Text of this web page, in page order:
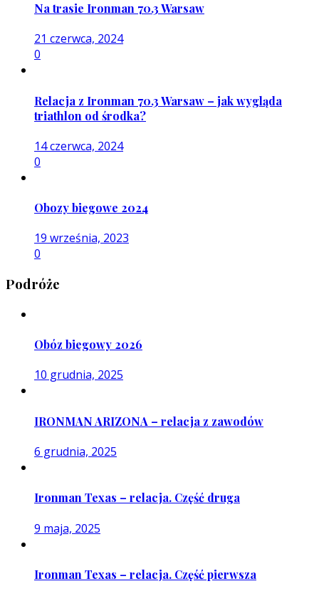
Na trasie Ironman 70.3 Warsaw
21 czerwca, 2024
0
Relacja z Ironman 70.3 Warsaw – jak wygląda
triathlon od środka?
14 czerwca, 2024
0
Obozy biegowe 2024
19 września, 2023
0
Podróże
Obóz biegowy 2026
10 grudnia, 2025
IRONMAN ARIZONA – relacja z zawodów
6 grudnia, 2025
Ironman Texas – relacja. Część druga
9 maja, 2025
Ironman Texas – relacja. Część pierwsza